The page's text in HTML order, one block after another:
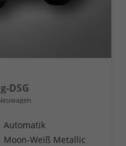
DSG
Automatik
Moon-Weiß Metallic